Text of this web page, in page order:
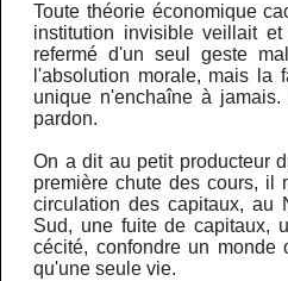
Toute théorie économique
institution invisible veillait
refermé d'un seul geste
l'absolution morale, mais la
unique n'enchaîne à
pardon.
On a dit au petit producteur
première chute des cours,
circulation des capitaux, au
Sud, une fuite de capitaux,
cécité, confondre un
qu'une seule vie.